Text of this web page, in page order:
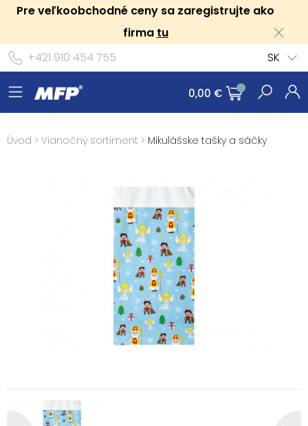
Pre veľkoobchodné ceny sa zaregistrujte ako
firma tu
+421 910 454 755
SK
0,00 €
Úvod > Vianočný sortiment > Mikulášske tašky a sáčky